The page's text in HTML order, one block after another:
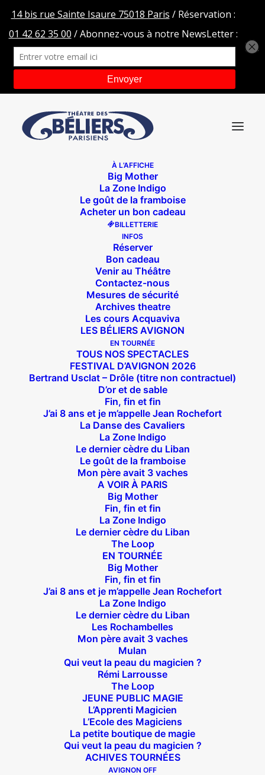
À L’AFFICHE
Big Mother
La Zone Indigo
Le goût de la framboise
Acheter un bon cadeau
BILLETTERIE
INFOS
Réserver
Bon cadeau
Venir au Théâtre
Contactez-nous
Mesures de sécurité
Archives theatre
Les cours Acquaviva
LES BÉLIERS AVIGNON
EN TOURNÉE
TOUS NOS SPECTACLES
FESTIVAL D’AVIGNON 2026
Bertrand Usclat – Drôle (titre non contractuel)
D’or et de sable
Fin, fin et fin
J’ai 8 ans et je m’appelle Jean Rochefort
La Danse des Cavaliers
La Zone Indigo
Le dernier cèdre du Liban
Le goût de la framboise
Mon père avait 3 vaches
A VOIR À PARIS
Big Mother
Fin, fin et fin
La Zone Indigo
Le dernier cèdre du Liban
The Loop
EN TOURNÉE
Big Mother
Fin, fin et fin
J’ai 8 ans et je m’appelle Jean Rochefort
La Zone Indigo
Le dernier cèdre du Liban
Les Rochambelles
Mon père avait 3 vaches
Mulan
Qui veut la peau du magicien ?
Rémi Larrousse
The Loop
JEUNE PUBLIC MAGIE
L’Apprenti Magicien
L’Ecole des Magiciens
La petite boutique de magie
Qui veut la peau du magicien ?
ACHIVES TOURNÉES
AVIGNON OFF
PHOTO-2021-06-25-18-14-51
Saint-Exupéry, le mystère de l'aviateur
PHOTO-2021-06-25-18-14-51
Suivez nous !
Théâtre des Béliers Parisiens
14 bis rue Sainte Isaure 75018 Paris
Joffrin / Simplon – Loc : 01 42 62 35 00
À l’affiche
Big Mother
La Zone Indigo